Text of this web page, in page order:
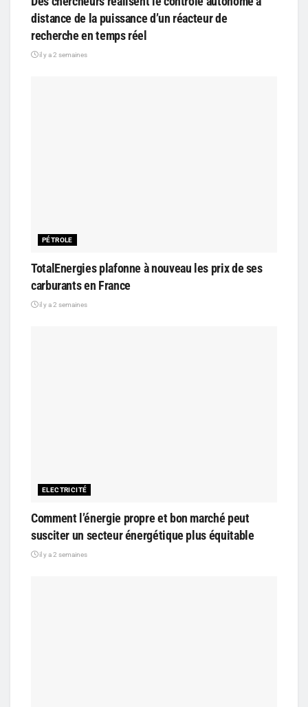
distance de la puissance d’un réacteur de
recherche en temps réel
il y a 2 semaines
PÉTROLE
TotalEnergies plafonne à nouveau les prix de ses
carburants en France
il y a 2 semaines
ELECTRICITÉ
Comment l’énergie propre et bon marché peut
susciter un secteur énergétique plus équitable
il y a 2 semaines